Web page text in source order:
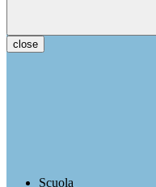
close
Scuola